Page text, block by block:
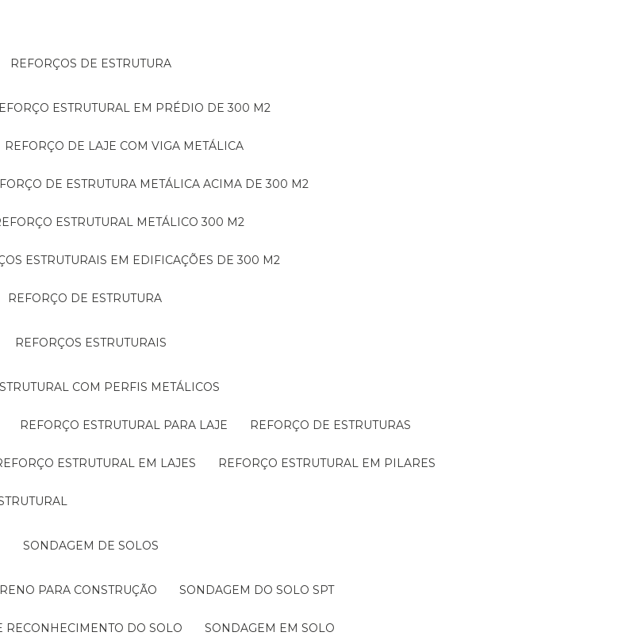
REFORÇOS DE ESTRUTURA
REFORÇO ESTRUTURAL EM PRÉDIO DE 300 M2
REFORÇO DE LAJE COM VIGA METÁLICA
DE ESTRUTURA METÁLICA ACIMA DE 300 M2
REFORÇO ESTRUTURAL METÁLICO 300 M2
ESTRUTURAIS EM EDIFICAÇÕES DE 300 M2
REFORÇO DE ESTRUTURA
REFORÇOS ESTRUTURAIS
COM PERFIS METÁLICOS
REFORÇO ESTRUTURAL PARA LAJE REFORÇO DE ESTRUTURAS
REFORÇO ESTRUTURAL EM LAJES REFORÇO ESTRUTURAL EM PILARES
SONDAGEM DE SOLOS
PARA CONSTRUÇÃO SONDAGEM DO SOLO SPT
RECONHECIMENTO DO SOLO SONDAGEM EM SOLO